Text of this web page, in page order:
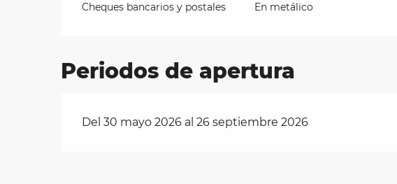
Cheques bancarios y postales En metálico
Periodos de apertura
Del 30 mayo 2026 al 26 septiembre 2026